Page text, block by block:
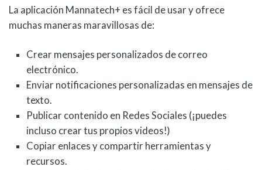
La aplicación Mannatech+ es fácil de usar y ofrece
muchas maneras maravillosas de:
Crear mensajes personalizados de correo
electrónico.
Enviar notificaciones personalizadas en mensajes de
texto.
Publicar contenido en Redes Sociales (¡puedes
incluso crear tus propios videos!)
Copiar enlaces y compartir herramientas y
recursos.